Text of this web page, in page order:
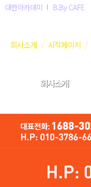
대한아카데미 B.By CAFE
회사소개 시작페이지
회사소개